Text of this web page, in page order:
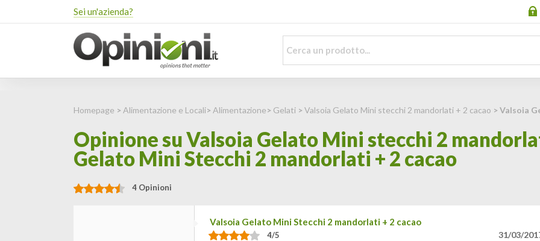
Sei un'azienda?
Homepage > Alimentazione e Locali> Alimentazione> Gelati >Valsoia Gelato Mini stecchi 2 mandorlati + 2 cacao > Valsoia
Opinione su Valsoia Gelato Mini stecchi 2
Gelato Mini Stecchi 2 mandorlati + 2 cacao
4 Opinioni
Valsoia Gelato Mini Stecchi 2 mandorlati + 2 cacao
4/5 31/03/